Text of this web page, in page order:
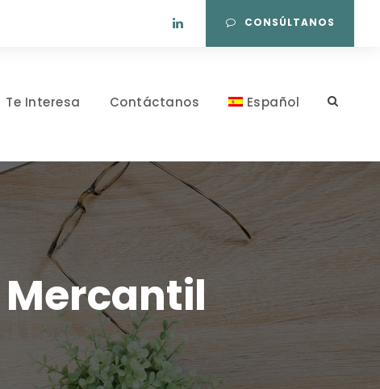
CONSÚLTANOS
Te Interesa Contáctanos Español